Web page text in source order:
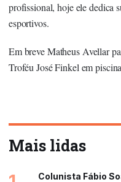
profissional, hoje ele dedica
esportivos.
Em breve Matheus Avellar
Troféu José Finkel em
Mais lidas
Colunista Fábio